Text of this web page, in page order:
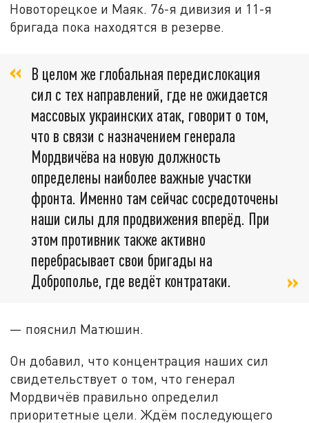
Новоторецкое и Маяк. 76-я дивизия и 11-я
бригада пока находятся в резерве.
В целом же глобальная передислокация
сил с тех направлений, где не ожидается
массовых украинских атак, говорит о том,
что в связи с назначением генерала
Мордвичёва на новую должность
определены наиболее важные участки
фронта. Именно там сейчас сосредоточены
наши силы для продвижения вперёд. При
этом противник также активно
перебрасывает свои бригады на
Доброполье, где ведёт контратаки.
— пояснил Матюшин.
Он добавил, что концентрация наших сил
свидетельствует о том, что генерал
Мордвичёв правильно определил
приоритетные цели. Ждём последующего